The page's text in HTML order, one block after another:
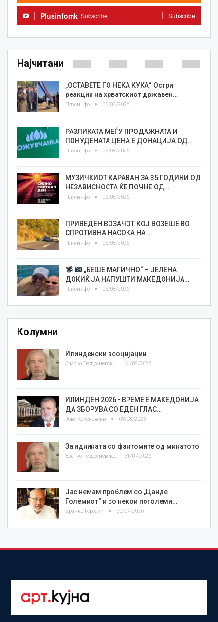
Plusinfomk Subscribe Subscribe
Најчитани
„ОСТАВЕТЕ ГО НЕКА КУКА“ Остри
реакции на хрватскиот државен…
Плусинфо 05/08/2026
РАЗЛИКАТА МЕЃУ ПРОДАЖНАТА И
ПОНУДЕНАТА ЦЕНА Е ДОНАЦИЈА ОД…
Плусинфо 05/08/2026
МУЗИЧКИОТ КАРАВАН ЗА 35 ГОДИНИ ОД
НЕЗАВИСНОСТА ЌЕ ПОЧНЕ ОД…
Плусинфо 05/08/2026
ПРИВЕДЕН ВОЗАЧОТ КОЈ ВОЗЕШЕ ВО
СПРОТИВНА НАСОКА НА…
Плусинфо 05/08/2026
„БЕШЕ МАГИЧНО“ – ЈЕЛЕНА
ДОКИЌ ЈА НАПУШТИ МАКЕДОНИЈА…
Плусинфо 05/08/2026
Колумни
Илинденски асоцијации
Златко Теодосиевски 04/08/2026
ИЛИНДЕН 2026 • ВРЕМЕ Е МАКЕДОНИЈА
ДА ЗБОРУВА СО ЕДЕН ГЛАС…
Јове Кекеновски 03/08/2026
За иднината со фантомите од минатото
Златко Теодосиевски 31/07/2026
Јас немам проблем со „Цанде
Големиот“ и со некои поголеми…
Бранко Героски 30/07/2026